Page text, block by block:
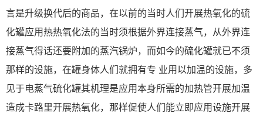
言是升级换代后的商品，在以前的当时人们开展热氧化的硫
化罐应用热热氧化法的当时须根据外界连接蒸气，从外界连
接蒸气得话还要附加的蒸汽锅炉，而如今的硫化罐就已不须
那样的设施，在罐身体人们就拥有专 业用以加温的设施，多
见于电蒸气硫化罐其机理是应用本身所需的加热管开展加温
造成卡路里开展热氧化，那样促使人们能立即应用设施开展